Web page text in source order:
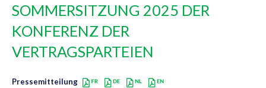
SOMMERSITZUNG 2025 DER
KONFERENZ DER
VERTRAGSPARTEIEN
Pressemitteilung